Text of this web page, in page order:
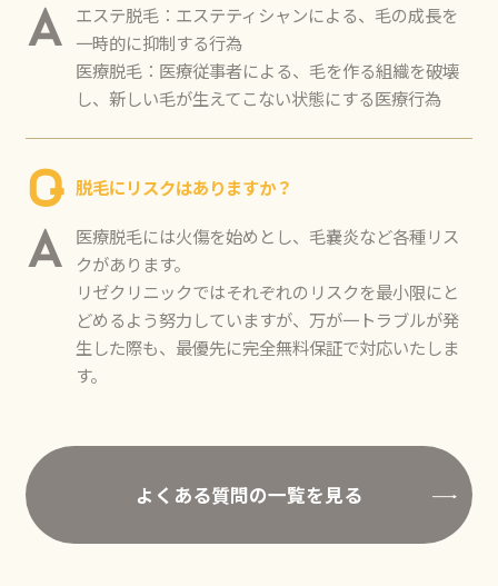
A
エステ脱毛：エステティシャンによる、毛の成長を
一時的に抑制する行為
医療脱毛：医療従事者による、毛を作る組織を破壊
し、新しい毛が生えてこない状態にする医療行為
Q 脱毛にリスクはありますか？
A
医療脱毛には火傷を始めとし、毛嚢炎など各種リス
クがあります。
リゼクリニックではそれぞれのリスクを最小限にと
どめるよう努力していますが、万が一トラブルが発
生した際も、最優先に完全無料保証で対応いたしま
す。
よくある質問の一覧を見る